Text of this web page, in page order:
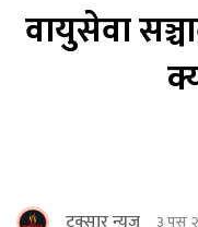
वायुसेवा